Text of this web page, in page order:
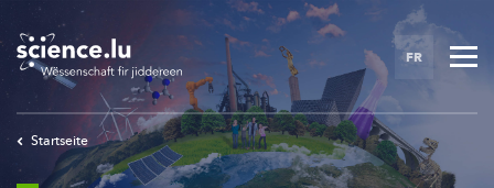
to
main
content
FR
Startseite